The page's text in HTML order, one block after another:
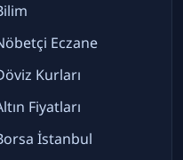
Eczane
Kurları
Fiyatları
İstanbul